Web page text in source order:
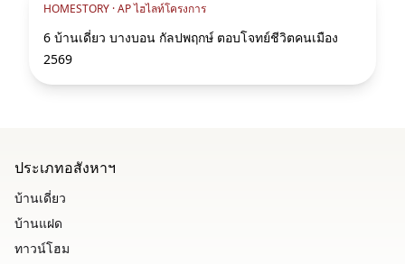
HOMESTORY ·AP ไฮไลท์โครงการ
6 บ้านเดี่ยว บางบอน กัลปพฤกษ์ ตอบโจทย์ชีวิตคนเมือง
2569
ประเภทอสังหาฯ
บ้านเดี่ยว
บ้านแฝด
ทาวน์โฮม